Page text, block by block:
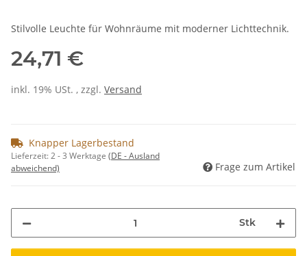
Stilvolle Leuchte für Wohnräume mit moderner Lichttechnik.
24,71 €
inkl. 19% USt. , zzgl. Versand
Knapper Lagerbestand
Lieferzeit:2 - 3 Werktage (DE - Ausland
abweichend)
Frage zum Artikel
Stk